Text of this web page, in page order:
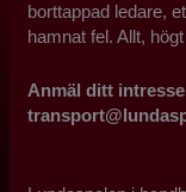
borttappad ledare,
hamnat fel. Allt,
Anmäl ditt